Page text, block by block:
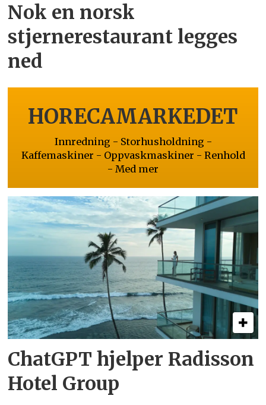
Nok en norsk
stjernerestaurant legges
ned
HORECAMARKEDET
Innredning - Storhusholdning -
Kaffemaskiner - Oppvaskmaskiner - Renhold
- Med mer
ChatGPT hjelper Radisson
Hotel Group